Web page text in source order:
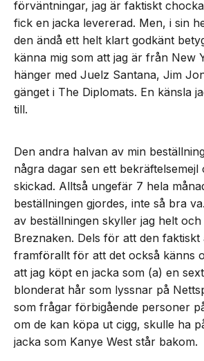
förväntningar, jag är faktiskt
fick en jacka levererad. Men, i sin
den ändå ett helt klart godkänt
känna mig som att jag är från New
hänger med Juelz Santana, Jim
gänget i The Diplomats. En känsla
till.
Den andra halvan av min
några dagar sen ett bekräftelsemejl
skickad. Alltså ungefär 7 hela
beställningen gjordes, inte så bra
av beställningen skyller jag helt
Breznaken. Dels för att den
framförallt för att det också känns
att jag köpt en jacka som (a) en
blonderat hår som lyssnar på
som frågar förbigående personer
om de kan köpa ut cigg, skulle ha
jacka som Kanye West står bakom.